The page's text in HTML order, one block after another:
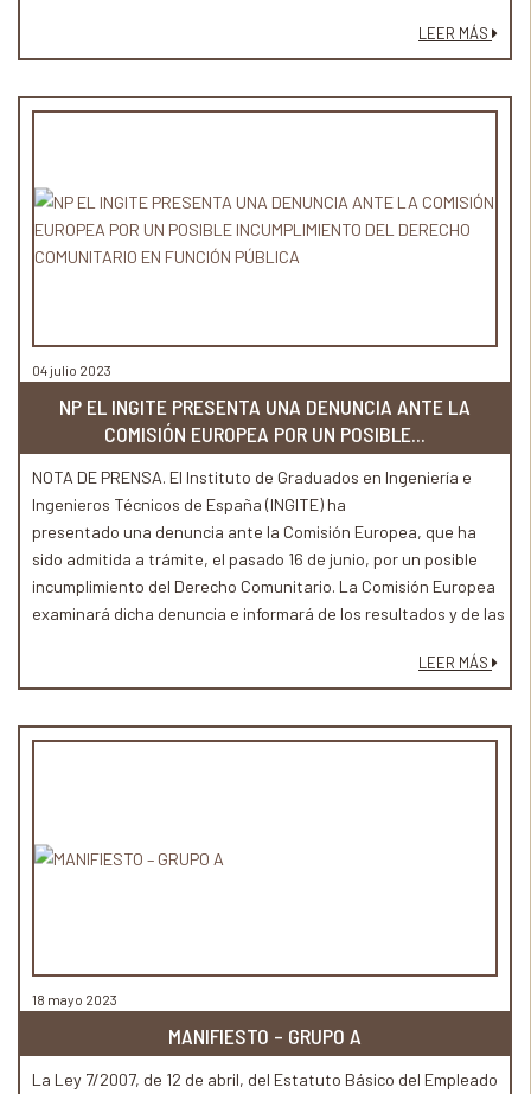
importante pérdida de oportunidad, y piden una Ley de la
Ingeniería que ponga orden.
LEER MÁS
04 julio 2023
NP EL INGITE PRESENTA UNA DENUNCIA ANTE LA
COMISIÓN EUROPEA POR UN POSIBLE...
NOTA DE PRENSA. El Instituto de Graduados en Ingeniería e
Ingenieros Técnicos de España (INGITE) ha
presentado una denuncia ante la Comisión Europea, que ha
sido admitida a trámite, el pasado 16 de junio, por un posible
incumplimiento del Derecho Comunitario. La Comisión Europea
examinará dicha denuncia e informará de los resultados y de las
materias relacionadas con el empleo, asuntos sociales e
igualdad de oportunidades.
LEER MÁS
18 mayo 2023
MANIFIESTO – GRUPO A
La Ley 7/2007, de 12 de abril, del Estatuto Básico del Empleado